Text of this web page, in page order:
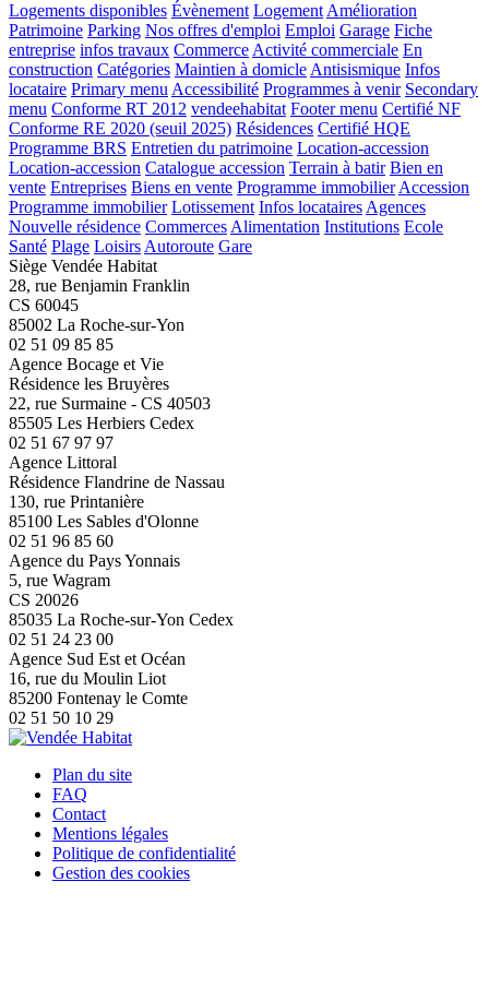
Logements disponibles Évènement LogementAmélioration
Patrimoine Parking Nos offres d'emploi Emploi Garage Fiche
entreprise infos travaux CommerceActivité commerciale En
construction Catégories Maintien à domicleAntisismique Infos
locataire Primary menuAccessibilité Programmes à venir Secondary
menu Conforme RT 2012 vendeehabitat Footer menu Certifié NF
Conforme RE 2020 (seuil 2025) Résidences Certifié HQE
Programme BRS Entretien du patrimoine Location-accession
Location-accession Catalogue accession Terrain à batir Bien en
vente Entreprises Biens en vente Programme immobilierAccession
Programme immobilier Lotissement Infos locatairesAgences
Nouvelle résidence CommercesAlimentation Institutions Ecole
Santé Plage LoisirsAutoroute Gare
Siège Vendée Habitat
28, rue Benjamin Franklin
CS 60045
85002 La Roche-sur-Yon
02 51 09 85 85
Agence Bocage et Vie
Résidence les Bruyères
22, rue Surmaine - CS 40503
85505 Les Herbiers Cedex
02 51 67 97 97
Agence Littoral
Résidence Flandrine de Nassau
130, rue Printanière
85100 Les Sables d'Olonne
02 51 96 85 60
Agence du Pays Yonnais
5, rue Wagram
CS 20026
85035 La Roche-sur-Yon Cedex
02 51 24 23 00
Agence Sud Est et Océan
16, rue du Moulin Liot
85200 Fontenay le Comte
02 51 50 10 29
Plan du site
FAQ
Contact
Mentions légales
Politique de confidentialité
Gestion des cookies